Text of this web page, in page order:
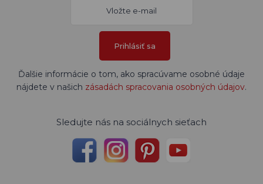
Prihlásiť sa
Ďalšie informácie o tom, ako spracúvame osobné údaje
nájdete v našich zásadách spracovania osobných údajov.
Sledujte nás na sociálnych sieťach